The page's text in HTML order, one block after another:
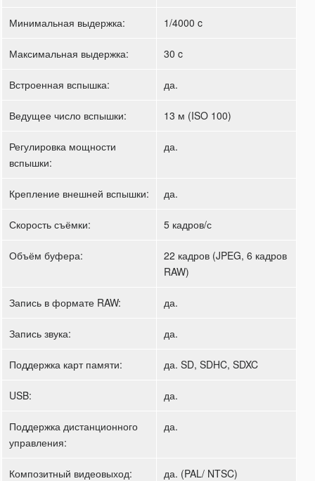
Минимальная выдержка: 1/4000 c
Максимальная выдержка: 30 c
Встроенная вспышка: да.
Ведущее число вспышки: 13 м (ISO 100)
Регулировка мощности
вспышки:
да.
Крепление внешней вспышки: да.
Скорость съёмки: 5 кадров/с
Объём буфера:
22 кадров (JPEG, 6 кадров
RAW)
Запись в формате RAW: да.
Запись звука: да.
Поддержка карт памяти: да. SD, SDHC, SDXC
USB: да.
Поддержка дистанционного
управления:
да.
Композитный видеовыход: да. (PAL/ NTSC)